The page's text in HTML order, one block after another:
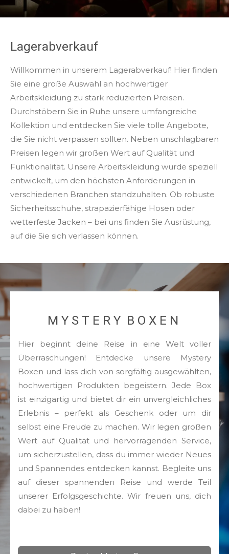
Lagerabverkauf
Willkommen in unserem Lagerabverkauf! Hier finden
Sie eine große Auswahl an hochwertiger
Arbeitskleidung zu stark reduzierten Preisen.
Durchstöbern Sie in Ruhe unsere umfangreiche
Kollektion und entdecken Sie viele tolle Angebote,
die Sie nicht verpassen sollten. Neben unschlagbaren
Preisen legen wir großen Wert auf Qualität und
Funktionalität. Unsere Arbeitskleidung wurde speziell
entwickelt, um den höchsten Anforderungen in
verschiedenen Branchen standzuhalten. Ob robuste
Sicherheitsschuhe, strapazierfähige Hosen oder
wetterfeste Jacken – bei uns finden Sie Ausrüstung,
auf die Sie sich verlassen können.
M Y S T E R Y B O X E N
Hier beginnt deine Reise in eine Welt voller
Überraschungen! Entdecke unsere Mystery
Boxen und lass dich von sorgfältig ausgewählten,
hochwertigen Produkten begeistern. Jede Box
ist einzigartig und bietet dir ein unvergleichliches
Erlebnis – perfekt als Geschenk oder um dir
selbst eine Freude zu machen. Wir legen großen
Wert auf Qualität und hervorragenden Service,
um sicherzustellen, dass du immer wieder Neues
und Spannendes entdecken kannst. Begleite uns
auf dieser spannenden Reise und werde Teil
unserer Erfolgsgeschichte. Wir freuen uns, dich
dabei zu haben!